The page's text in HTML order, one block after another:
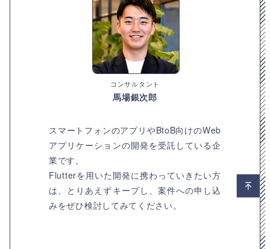
コンサルタント
馬場銀次郎
スマートフォンのアプリやBtoB向けのWeb
アプリケーションの開発を受託している企
業です。
Flutterを用いた開発に携わっていきたい方
は、とりあえずキープし、案件への申し込
みをぜひ検討してみてください。